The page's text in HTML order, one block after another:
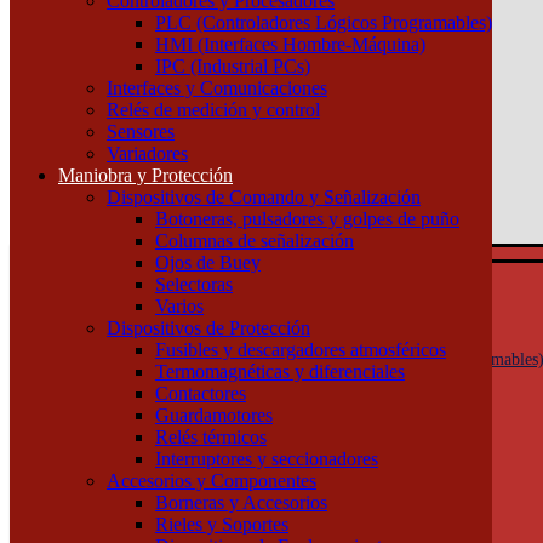
PLC (Controladores Lógicos Programables)
HMI (Interfaces Hombre-Máquina)
IPC (Industrial PCs)
Interfaces y Comunicaciones
Relés de medición y control
Sensores
Variadores
Maniobra y Protección
Dispositivos de Comando y Señalización
Botoneras, pulsadores y golpes de puño
Columnas de señalización
Ojos de Buey
Selectoras
Varios
Dispositivos de Protección
Fusibles y descargadores atmosféricos
Termomagnéticas y diferenciales
Contactores
Guardamotores
Relés térmicos
Interruptores y seccionadores
Accesorios y Componentes
Borneras y Accesorios
Rieles y Soportes
(011) 4253-9024
Atención por WhatsApp
11 3071 1515
0
$ 0,00
0
Tu pedido
Automatización y Control
Actuadores
Controladores y Procesadores
PLC (Controladores Lógicos
HMI (Interfaces Hombre-Máquina)
IPC (Industrial PCs)
Interfaces y Comunicaciones
Relés de medición y control
Sensores
Variadores
Maniobra y Protección
Dispositivos de Comando y Señalización